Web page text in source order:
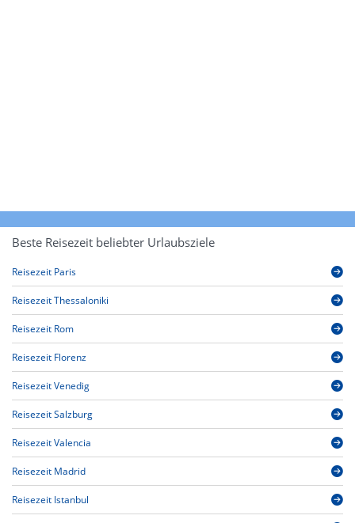
Beste Reisezeit beliebter Urlaubsziele
Reisezeit Paris
Reisezeit Thessaloniki
Reisezeit Rom
Reisezeit Florenz
Reisezeit Venedig
Reisezeit Salzburg
Reisezeit Valencia
Reisezeit Madrid
Reisezeit Istanbul